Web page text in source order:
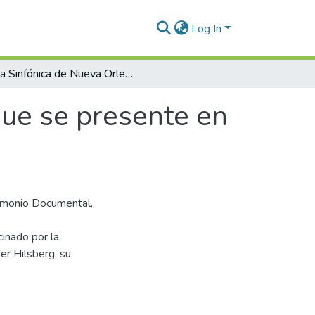
Log In
La Sinfónica de Nueva Orleans es posible que se presente en Medellín
se presente en
Documental,
por la
Hilsberg, su